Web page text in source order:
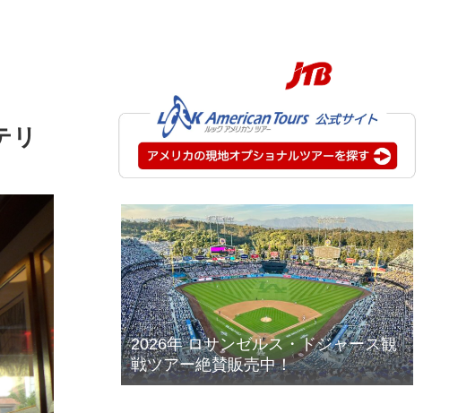
リ
2026年 ロサンゼルス・ドジャース観
戦ツアー絶賛販売中！